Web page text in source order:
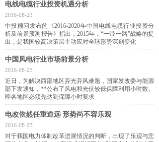
电线电缆行业投资机遇分析
2016-08-23
中投顾问发布的《2016-2020年中国电线电缆行业投资分
析及前景预测报告》指出，2015年，“一带一路”战略的提
出，是我国较高决策层主动应对全球形势深刻变化
中国风电行业市场前景分析
2016-08-23
近日，为解决西部地区弃光弃风难题，国家发改委与能源
部下发通知，**公布了风电和光伏较低保障利用小时数。
即各地区必须先达到保障小时要求
电改依然任重道远 形势尚不容乐观
2016-08-23
对于我国电力体制改革进展情况的判断，出现了乐观与悲